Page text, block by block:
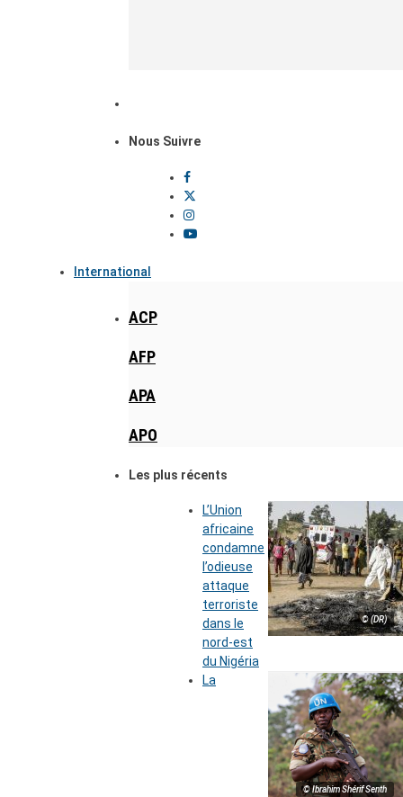
Nous Suivre
International
ACP
AFP
APA
APO
Les plus récents
© (DR)
L’Union
africaine
condamne
l’odieuse
attaque
terroriste
dans le
nord-est
du Nigéria
© Ibrahim Shérif Senth
La